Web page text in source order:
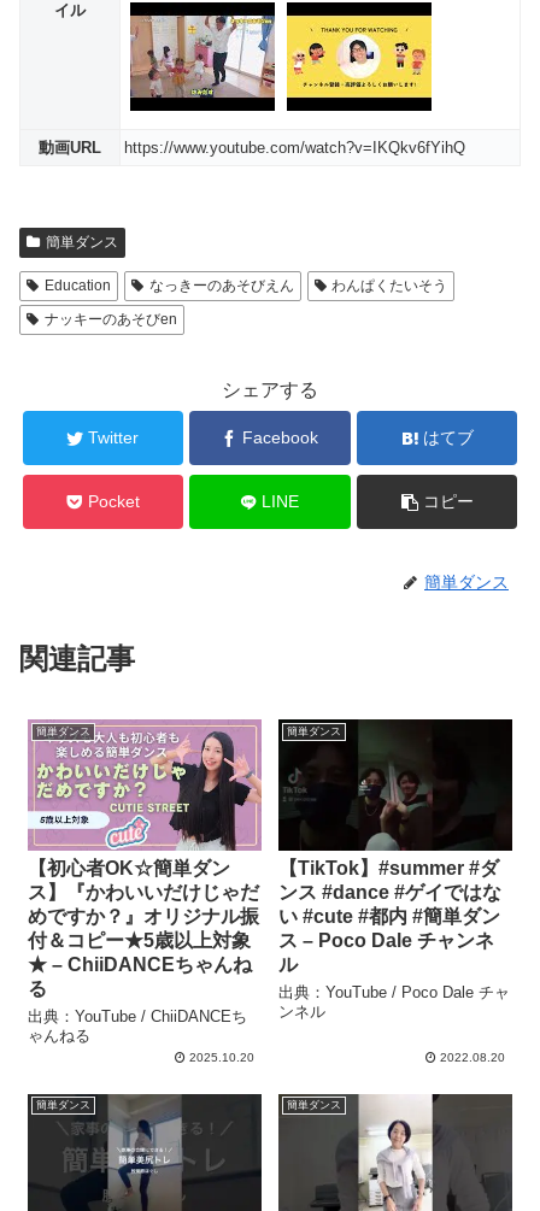
イル
動画URL https://www.youtube.com/watch?v=IKQkv6fYihQ
簡単ダンス
Education なっきーのあそびえん
わんぱくたいそう
ナッキーのあそびen
シェアする
Twitter Facebook はてブ
Pocket LINE コピー
簡単ダンス
関連記事
簡単ダンス
【初心者OK☆簡単ダン
ス】『かわいいだけじゃだ
めですか？』オリジナル振
付＆コピー★5歳以上対象
★ – ChiiDANCEちゃんね
る
出典：YouTube / ChiiDANCEち
ゃんねる
2025.10.20
簡単ダンス
【TikTok】#summer #ダ
ンス #dance #ゲイではな
い #cute #都内 #簡単ダン
ス – Poco Dale チャンネ
ル
出典：YouTube / Poco Dale チャ
ンネル
2022.08.20
簡単ダンス 簡単ダンス